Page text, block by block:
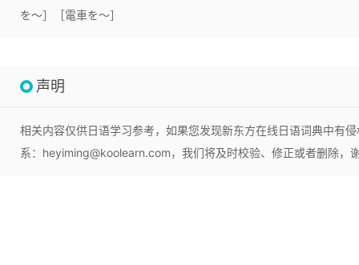
を～］［電車を～］
声明
相关内容仅供日语学习参考，如果您发现新东方在线日语词典中有
系：heyiming@koolearn.com，我们将及时校验、修正或者删除，